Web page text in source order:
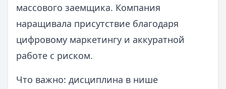
массового заемщика. Компания
наращивала присутствие благодаря
цифровому маркетингу и аккуратной
работе с риском.
Что важно: дисциплина в нише